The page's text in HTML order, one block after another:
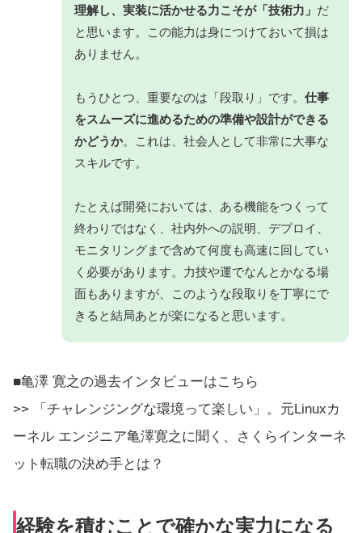
理解し、実装に活かせる力こそが「技術力」 だ
と思います。この能力は身につけておいて損は
ありません。
もうひとつ、重要なのは「段取り」です。 仕事
をスムーズに進めるための準備や設計ができる
かどうか。これは、社会人として非常に大事な
スキルです。
たとえば開発においては、ある機能をつくって
終わりではなく、社内外への説明、デプロイ、
モニタリングまで含めて何度も高速に回してい
く必要があります。力技や運でなんとかなる場
面もありますが、このような段取りを丁寧にで
きると結局あとが楽になると思います。
■亀澤 寛之の過去インタビューはこちら
>> 「チャレンジングな環境って楽しい」。元Linuxカ
ーネル エンジニア亀澤寛之に聞く、さくらインターネ
ット転職の決め手とは？
経験を積むことで確かな実力になる